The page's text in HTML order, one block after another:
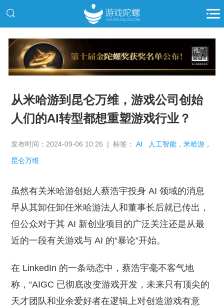
推广
从米哈游到昆仑万维，游戏公司创始
人们的AI转型都想重塑游戏行业？
发布时间：2024-09-06 10:26 | 标签：AI 人工智能，米哈游，
昆仑万维
虽然有关米哈游创始人蔡浩宇投身 AI 领域的消息
早从其卸任卸任米哈游法人和董事长后就已传出，
但公众对于其 AI 新创业项目的广泛关注还是从最
近的一段有关游戏与 AI 的“暴论”开始。
在 LinkedIn 的一条动态中，蔡浩宇毫不客气地
称，“AIGC 已彻底改变游戏开发，未来只有顶尖的
天才团队和业余爱好者在逻辑上对创造游戏有意